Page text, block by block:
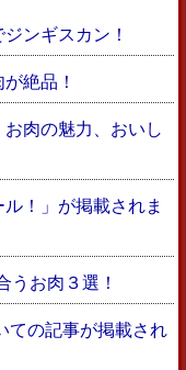
ンギスカン！
絶品！
お肉の魅力、おいし
！」が掲載されま
うお肉３選！
ての記事が掲載され